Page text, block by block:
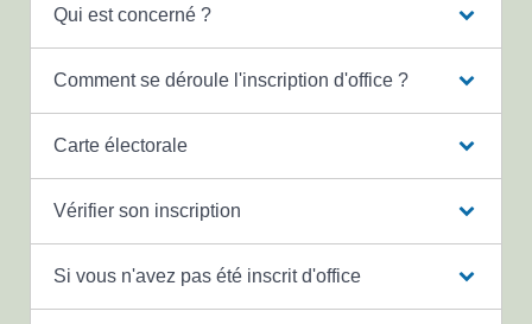
Qui est concerné ?
Comment se déroule l'inscription d'office ?
Carte électorale
Vérifier son inscription
Si vous n'avez pas été inscrit d'office